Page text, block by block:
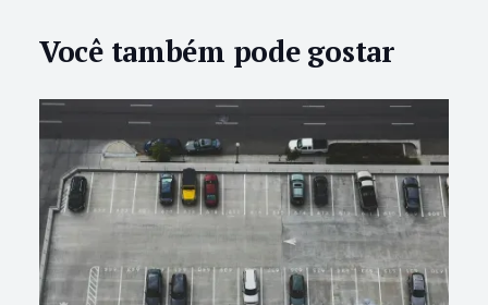
Você também pode gostar